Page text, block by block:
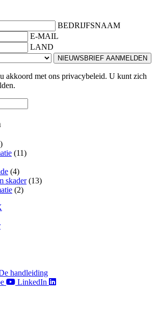
BEDRIJFSNAAM
E-MAIL
LAND
NIEUWSBRIEF AANMELDEN
akkoord met ons privacybeleid. U kunt zich
(11)
(4)
skader(13)
(2)
handleiding
LinkedIn